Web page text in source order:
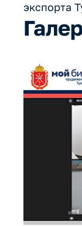
экспорта